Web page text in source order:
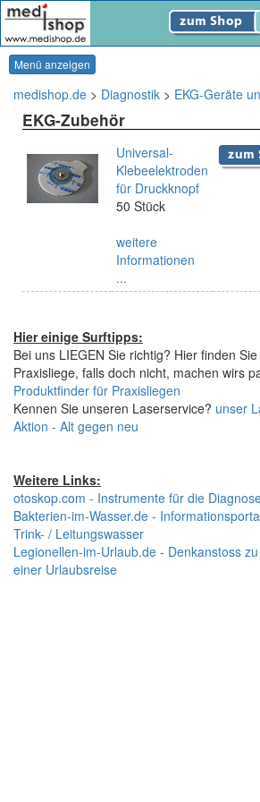
Menü anzeigen
medishop.de > Diagnostik > EKG-Geräte
EKG-Zubehör
Universal-
Klebeelektroden
für Druckknopf
50 Stück
weitere
Informationen
...
Hier einige Surftipps:
Bei uns LIEGEN Sie richtig? Hier finden
Praxisliege, falls doch nicht, machen wirs
Produktfinder für Praxisliegen
Kennen Sie unseren Laserservice? unser
Aktion - Alt gegen neu
Weitere Links:
otoskop.com - Instrumente für die
Bakterien-im-Wasser.de -
Trink- / Leitungswasser
Legionellen-im-Urlaub.de - Denkanstoss
einer Urlaubsreise